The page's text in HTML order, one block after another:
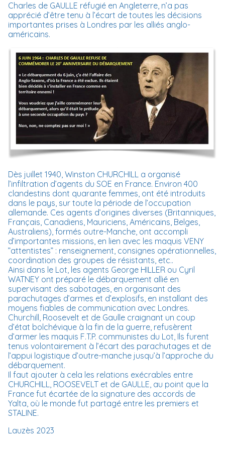
Charles de GAULLE réfugié en Angleterre, n’a pas
apprécié d’être tenu à l’écart de toutes les décisions
importantes prises à Londres par les alliés anglo-
américains.
Dès juillet 1940, Winston CHURCHILL a organisé
l’infiltration d’agents du SOE en France. Environ 400
clandestins dont quarante femmes, ont été introduits
dans le pays, sur toute la période de l’occupation
allemande. Ces agents d’origines diverses (Britanniques,
Français, Canadiens, Mauriciens, Américains, Belges,
Australiens), formés outre-Manche, ont accompli
d’importantes missions, en lien avec les maquis VENY
”attentistes” : renseignement, consignes opérationnelles,
coordination des groupes de résistants, etc..
Ainsi dans le Lot, les agents George HILLER ou Cyril
WATNEY ont préparé le débarquement allié en
supervisant des sabotages, en organisant des
parachutages d’armes et d’explosifs, en installant des
moyens fiables de communication avec Londres.
Churchill, Roosevelt et de Gaulle craignant un coup
d’état bolchévique à la fin de la guerre, refusèrent
d’armer les maquis F.T.P. communistes du Lot, Ils furent
tenus volontairement à l’écart des parachutages et de
l’appui logistique d’outre-manche jusqu’à l’approche du
débarquement.
Il faut ajouter à cela les relations exécrables entre
CHURCHILL, ROOSEVELT et de GAULLE, au point que la
France fut écartée de la signature des accords de
Yalta, où le monde fut partagé entre les premiers et
STALINE.
Lauzès 2023